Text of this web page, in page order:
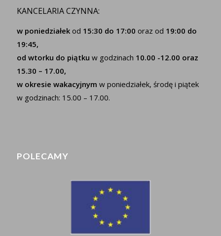
KANCELARIA CZYNNA:
w poniedziałekod 15:30 do 17:00 oraz od 19:00 do
19:45,
od wtorku do piątku w godzinach 10.00 -12.00 oraz
15.30 – 17.00,
w okresie wakacyjnym w poniedziałek, środę i piątek
w godzinach: 15.00 – 17.00.
POLECAMY